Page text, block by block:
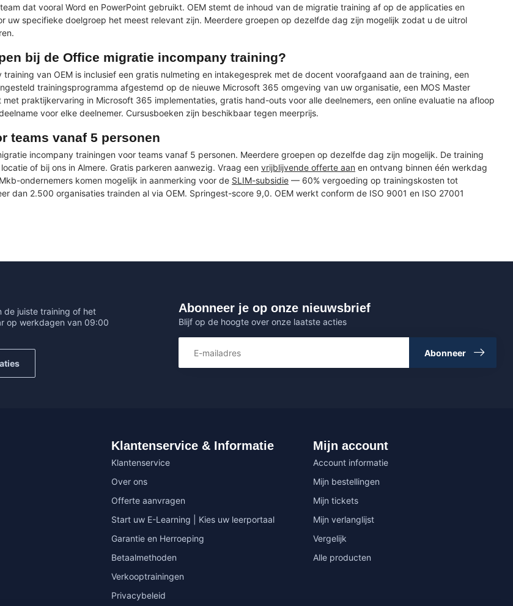
dat vooral Word en PowerPoint gebruikt. OEM stemt de inhoud van de migratie training af op de applicaties en
uw specifieke doelgroep het meest relevant zijn. Meerdere groepen op dezelfde dag zijn mogelijk zodat u de uitrol
bij de Office migratie incompany training?
training van OEM is inclusief een gratis nulmeting en intakegesprek met de docent voorafgaand aan de training, een
trainingsprogramma afgestemd op de nieuwe Microsoft 365 omgeving van uw organisatie, een MOS Master
praktijkervaring in Microsoft 365 implementaties, gratis hand-outs voor alle deelnemers, een online evaluatie na afloop
voor elke deelnemer. Cursusboeken zijn beschikbaar tegen meerprijs.
teams vanaf 5 personen
incompany trainingen voor teams vanaf 5 personen. Meerdere groepen op dezelfde dag zijn mogelijk. De training
of bij ons in Almere. Gratis parkeren aanwezig. Vraag een vrijblijvende offerte aan en ontvang binnen één werkdag
ondernemers komen mogelijk in aanmerking voor de SLIM-subsidie — 60% vergoeding op trainingskosten tot
dan 2.500 organisaties trainden al via OEM. Springest-score 9,0. OEM werkt conform de ISO 9001 en ISO 27001
de juiste training of het
op werkdagen van 09:00
Abonneer je op onze nieuwsbrief
Blijf op de hoogte over onze laatste acties
Abonneer
Klantenservice & Informatie
Klantenservice
Over ons
Offerte aanvragen
Start uw E-Learning | Kies uw leerportaal
Garantie en Herroeping
Betaalmethoden
Verkooptrainingen
Privacybeleid
Mijn account
Account informatie
Mijn bestellingen
Mijn tickets
Mijn verlanglijst
Vergelijk
Alle producten